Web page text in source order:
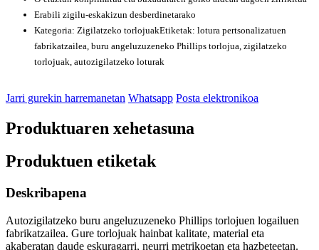
Erabili zigilu-eskakizun desberdinetarako
Kategoria: Zigilatzeko torlojuakEtiketak: lotura pertsonalizatuen
fabrikatzailea, buru angeluzuzeneko Phillips torlojua, zigilatzeko
torlojuak, autozigilatzeko loturak
Jarri gurekin harremanetan Whatsapp Posta elektronikoa
Produktuaren xehetasuna
Produktuen etiketak
Deskribapena
Autozigilatzeko buru angeluzuzeneko Phillips torlojuen logailuen
fabrikatzailea. Gure torlojuak hainbat kalitate, material eta
akaberatan daude eskuragarri, neurri metrikoetan eta hazbeteetan.